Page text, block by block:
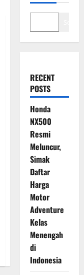
RECENT
POSTS
Honda
NX500
Resmi
Meluncur,
Simak
Daftar
Harga
Motor
Adventure
Kelas
Menengah
di
Indonesia